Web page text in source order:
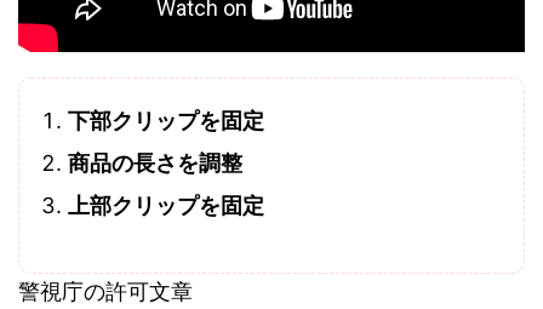
下部クリップを固定
商品の長さを調整
上部クリップを固定
警視庁の許可文章